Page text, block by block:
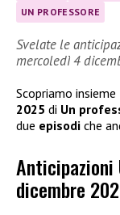
UN PROFESSORE
Svelate le
mercoledì 4
Scopriamo
2025 di Un
due episodi che
Anticipazioni
dicembre